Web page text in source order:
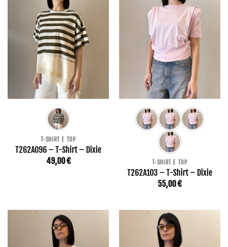
T-SHIRT E TOP
T262A096 – T-Shirt – Dixie
49,00€ T-SHIRT E TOP
T262A103 – T-Shirt – Dixie
55,00€